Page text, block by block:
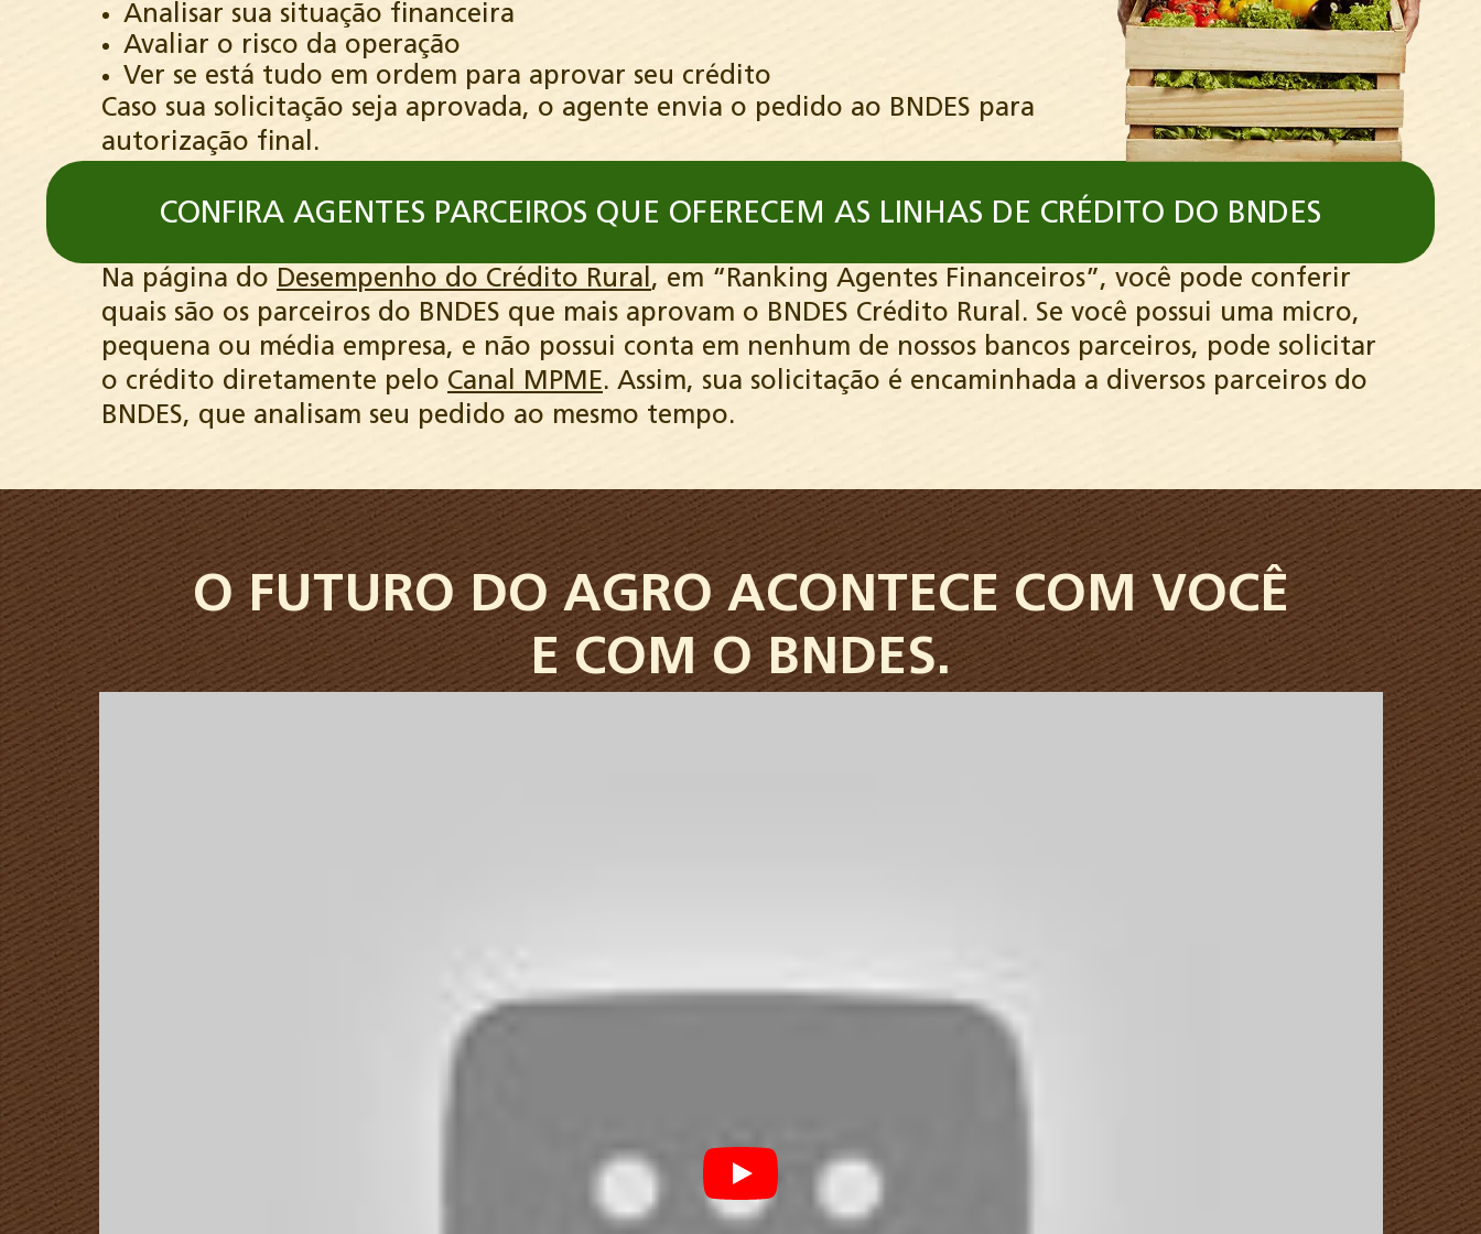
Analisar sua situação financeira
Avaliar o risco da operação
Ver se está tudo em ordem para aprovar seu crédito
Caso sua solicitação seja aprovada, o agente envia o pedido ao BNDES para
autorização final.
CONFIRA AGENTES PARCEIROS QUE OFERECEM AS LINHAS DE CRÉDITO DO BNDES
Na página do Desempenho do Crédito Rural , em “Ranking Agentes Financeiros”, você pode conferir
quais são os parceiros do BNDES que mais aprovam o BNDES Crédito Rural. Se você possui uma micro,
pequena ou média empresa, e não possui conta em nenhum de nossos bancos parceiros, pode solicitar
o crédito diretamente pelo Canal MPME. Assim, sua solicitação é encaminhada a diversos parceiros do
BNDES, que analisam seu pedido ao mesmo tempo.
O FUTURO DO AGROACONTECE COM VOCÊ
E COM O BNDES.